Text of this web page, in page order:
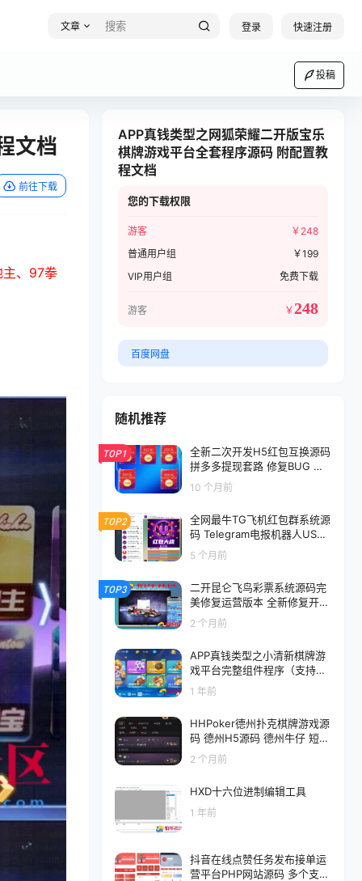
文章 登录 快速注册
投稿
文档
前往下载
主、97拳
APP真钱类型之网狐荣耀二开版宝乐
棋牌游戏平台全套程序源码 附配置教
程文档
您的下载权限
游客 ￥ 248
普通用户组
￥199
VIP用户组
免费下载
游客 ￥248
百度网盘
随机推荐
TOP1
全新二次开发H5红包互换源码
拼多多提现套路 修复BUG 易
支付和四方代收接口 完美运营
版本 附搭建教程
10 个月前
TOP2
全网最牛TG飞机红包群系统源
码 Telegram电报机器人USDT
红包群 飞机红包接龙机器人源
码
5 个月前
TOP3
二开昆仑飞鸟彩票系统源码完
美修复运营版本 全新修复开奖
采集
2 个月前
APP真钱类型之小清新棋牌游
戏平台完整组件程序（支持游
戏控制+搭建文档）
1 年前
HHPoker德州扑克棋牌游戏源
码 德州H5源码 德州牛仔 短牌
奥马哈 大菠萝 加勒比 赛事场
德州扑克APP程序源码带控 完
2 个月前
HXD十六位进制编辑工具
1 年前
抖音在线点赞任务发布接单运
营平台PHP网站源码 多个支付